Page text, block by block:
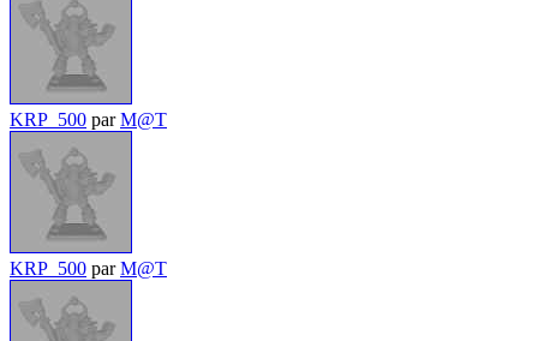
KRP_500 parM@T
KRP_500 parM@T